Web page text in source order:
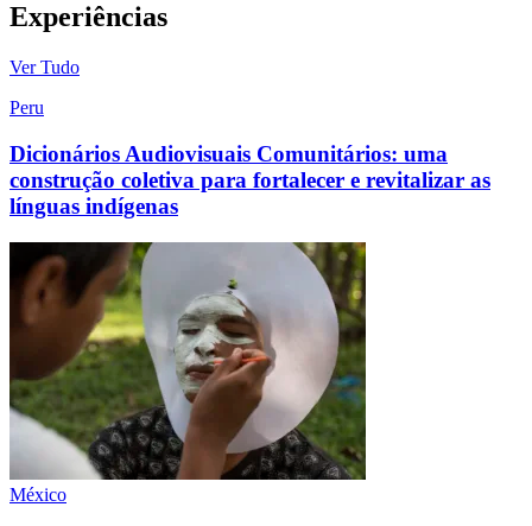
Experiências
Ver Tudo
Peru
Dicionários Audiovisuais Comunitários: uma
construção coletiva para fortalecer e revitalizar as
línguas indígenas
México